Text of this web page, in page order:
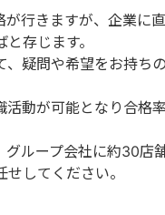
行きますが、企業に
存じます。
疑問や希望をお持ち
動が可能となり合格
ループ会社に約30店
してください。